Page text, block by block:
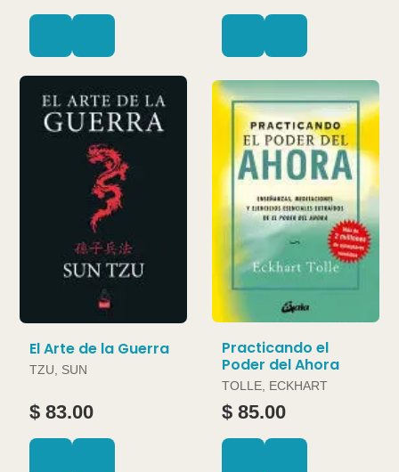
El Arte de la Guerra
TZU, SUN
$ 83.00
Practicando el
Poder del Ahora
TOLLE, ECKHART
$ 85.00